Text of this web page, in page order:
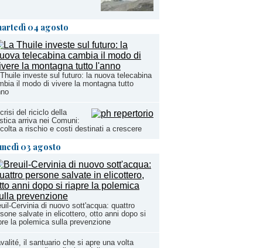
04 agosto
investe sul futuro: la nuova telecabina
il modo di vivere la montagna tutto
del riciclo della
arriva nei Comuni:
a rischio e costi destinati a crescere
03 agosto
Cervinia di nuovo sott'acqua: quattro
salvate in elicottero, otto anni dopo si
la polemica sulla prevenzione
il santuario che si apre una volta